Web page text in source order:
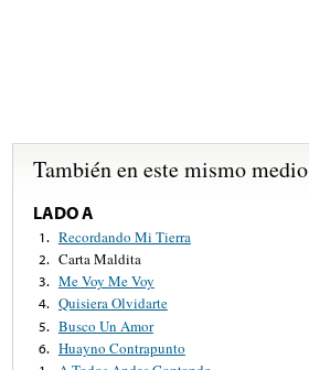
También en este mismo medio
LADO A
1. Recordando Mi Tierra
2. Carta Maldita
3. Me Voy Me Voy
4. Quisiera Olvidarte
5. Busco Un Amor
6. Huayno Contrapunto